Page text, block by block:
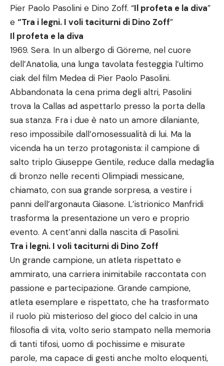
Pier Paolo Pasolini e Dino Zoff. “Il profeta e la diva”
e “Tra i legni. I voli taciturni di Dino Zoff”
Il profeta e la diva
1969. Sera. In un albergo di Göreme, nel cuore
dell’Anatolia, una lunga tavolata festeggia l’ultimo
ciak del film Medea di Pier Paolo Pasolini.
Abbandonata la cena prima degli altri, Pasolini
trova la Callas ad aspettarlo presso la porta della
sua stanza. Fra i due è nato un amore dilaniante,
reso impossibile dall’omosessualità di lui. Ma la
vicenda ha un terzo protagonista: il campione di
salto triplo Giuseppe Gentile, reduce dalla medaglia
di bronzo nelle recenti Olimpiadi messicane,
chiamato, con sua grande sorpresa, a vestire i
panni dell’argonauta Giasone. L’istrionico Manfridi
trasforma la presentazione un vero e proprio
evento. A cent’anni dalla nascita di Pasolini.
Tra i legni. I voli taciturni di Dino Zoff
Un grande campione, un atleta rispettato e
ammirato, una carriera inimitabile raccontata con
passione e partecipazione. Grande campione,
atleta esemplare e rispettato, che ha trasformato
il ruolo più misterioso del gioco del calcio in una
filosofia di vita, volto serio stampato nella memoria
di tanti tifosi, uomo di pochissime e misurate
parole, ma capace di gesti anche molto eloquenti,